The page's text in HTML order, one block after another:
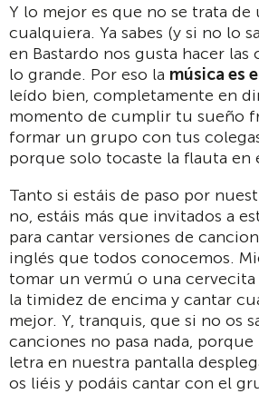
Y lo mejor es que no se trata de
cualquiera. Ya sabes (y si no lo
en Bastardo nos gusta hacer las
lo grande. Por eso la música es
leído bien, completamente en
momento de cumplir tu sueño
formar un grupo con tus
porque solo tocaste la flauta en
Tanto si estáis de paso por
no, estáis más que invitados a
para cantar versiones de
inglés que todos conocemos.
tomar un vermú o una
la timidez de encima y cantar
mejor. Y, tranquis, que si no os
canciones no pasa nada,
letra en nuestra pantalla
os liéis y podáis cantar con el